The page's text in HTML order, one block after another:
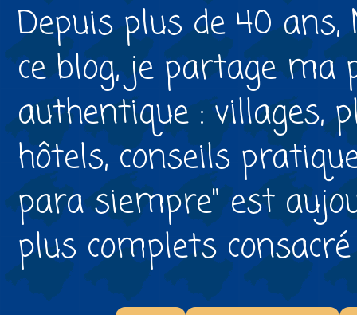
Depuis plus de 40
ce blog, je partage
authentique : villages,
hôtels, conseils
para siempre" est
plus complets consacré